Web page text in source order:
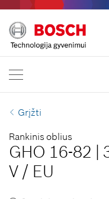
Pradžia
Bosch Professional
Susisiekite su mumis
EN | English
Grįžti
Rankinis oblius
GHO 16-82
V / EU